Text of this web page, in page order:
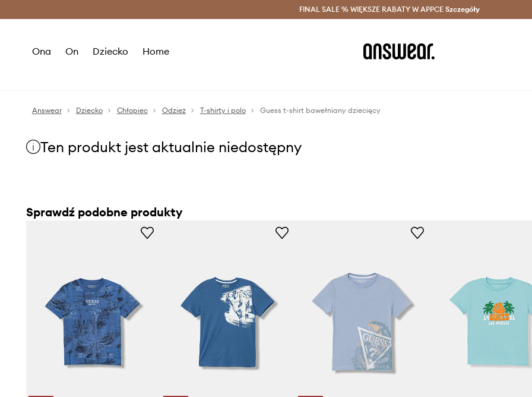
Oszczędzaj z Answear Club > Dostawa nawet w 24h >
FINAL SALE % WIĘKSZE RABATY W APPCE Szczegóły
Ona On Dziecko Home
Answear Dziecko Chłopiec Odzież T-shirty i polo Guess t-shirt bawełniany dziecięcy
Ten produkt jest aktualnie niedostępny
Sprawdź podobne produkty